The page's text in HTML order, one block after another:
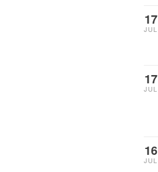
17
JUL
17
JUL
16
JUL